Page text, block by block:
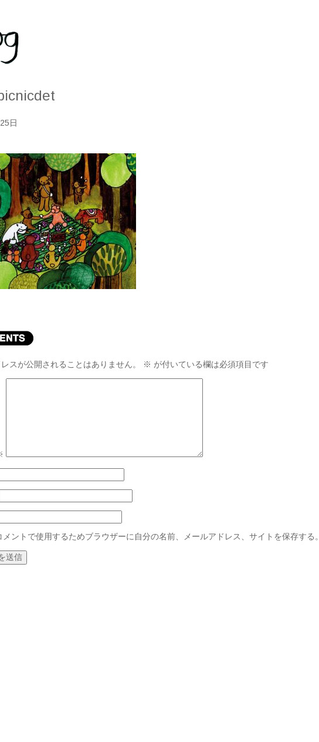
日
スが公開されることはありません。 ※ が付いている欄は必須項目です
メントで使用するためブラウザーに自分の名前、メールアドレス、サイトを保存する。